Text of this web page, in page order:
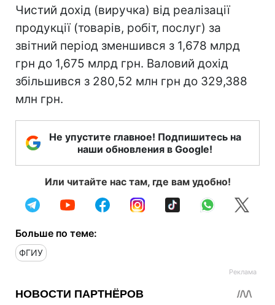
Чистий дохід (виручка) від реалізації
продукції (товарів, робіт, послуг) за
звітний період зменшився з 1,678 млрд
грн до 1,675 млрд грн. Валовий дохід
збільшився з 280,52 млн грн до 329,388
млн грн.
Не упустите главное! Подпишитесь на
наши обновления в Google!
Или читайте нас там, где вам удобно!
Больше по теме:
ФГИУ